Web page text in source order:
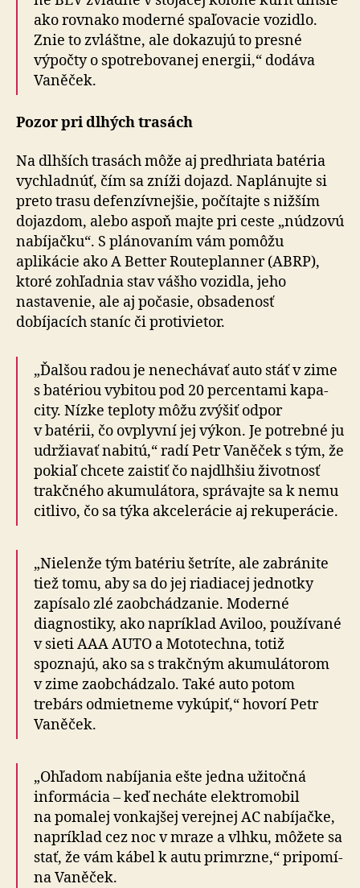
ako rovnako moderné spaľovacie vozidlo.
Znie to zvláštne, ale dokazujú to presné
výpočty o spo­tre­bo­va­nej energii,“ dodáva
Vaněček.
Pozor pri dlhých trasách
Na dlhších trasách môže aj predhriata batéria
vychladnúť, čím sa zníži dojazd. Naplánujte si
preto trasu defenzívnejšie, počítajte s nižším
dojazdom, alebo aspoň majte pri ceste „núdzovú
nabíjačku“. S plánovaním vám pomôžu
aplikácie ako A Better Routeplanner (ABRP),
ktoré zohľadnia stav vášho vozidla, jeho
nastavenie, ale aj počasie, obsadenosť
dobíjacích staníc či protivietor.
„Ďalšou radou je nenechávať auto stáť v zime
s batériou vybitou pod 20 per­cen­tami ka­pa­
city. Nízke teploty môžu zvýšiť odpor
v batérii, čo ovplyvní jej výkon. Je potrebné ju
udržiavať nabitú,“ radí Petr Vaněček s tým, že
pokiaľ chcete zaistiť čo najdlhšiu životnosť
trakčného aku­mu­lá­to­ra, správajte sa k nemu
citlivo, čo sa týka akcelerácie aj rekuperácie.
„Nielenže tým batériu šetríte, ale zabránite
tiež tomu, aby sa do jej riadiacej jednotky
zapísalo zlé zaobchádzanie. Moderné
diagnostiky, ako napríklad Aviloo, používané
v sieti AAA AUTO a Mototechna, totiž
spoznajú, ako sa s trakčným aku­mu­lá­to­rom
v zime zaobchádzalo. Také auto potom
trebárs odmietneme vykúpiť,“ hovorí Petr
Vaněček.
„Ohľadom nabíjania ešte jedna užitočná
informácia – keď necháte elektro­mobil
na po­ma­lej vonkajšej verejnej AC nabíjačke,
napríklad cez noc v mraze a vlhku, môžete sa
stať, že vám kábel k autu primrzne,“ pri­po­mí­
na Vaněček.